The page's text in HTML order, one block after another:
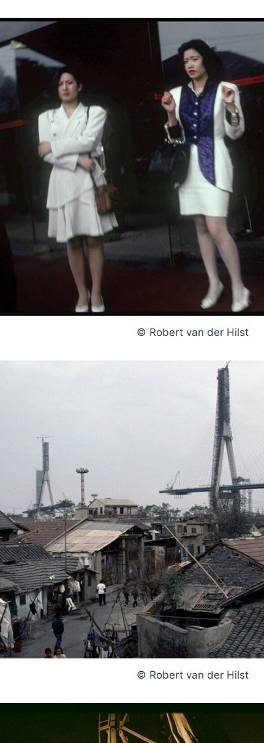
© Robert van der Hilst
© Robert van der Hilst